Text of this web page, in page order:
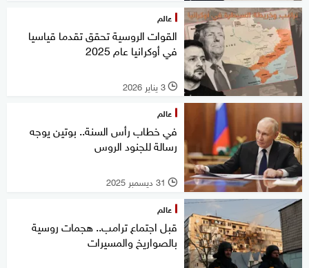
عالم
القوات الروسية تحقق تقدما قياسيا
في أوكرانيا عام 2025
l 3 يناير 2026
عالم
في خطاب رأس السنة.. بوتين يوجه
رسالة للجنود الروس
l 31 ديسمبر 2025
عالم
قبل اجتماع ترامب.. هجمات روسية
بالصواريخ والمسيرات